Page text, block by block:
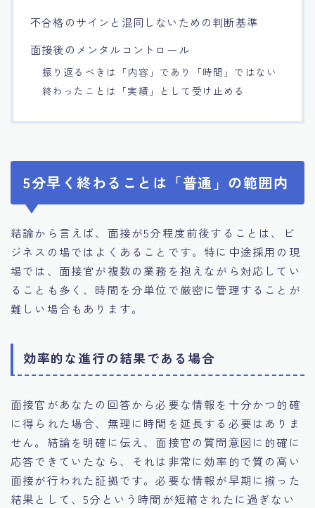
不合格のサインと混同しないための判断基準
面接後のメンタルコントロール
振り返るべきは「内容」であり「時間」ではない
終わったことは「実績」として受け止める
5分早く終わることは「普通」の範囲内
結論から言えば、面接が5分程度前後することは、ビ
ジネスの場ではよくあることです。特に中途採用の現
場では、面接官が複数の業務を抱えながら対応してい
ることも多く、時間を分単位で厳密に管理することが
難しい場合もあります。
効率的な進行の結果である場合
面接官があなたの回答から必要な情報を十分かつ的確
に得られた場合、無理に時間を延長する必要はありま
せん。結論を明確に伝え、面接官の質問意図に的確に
応答できていたなら、それは非常に効率的で質の高い
面接が行われた証拠です。必要な情報が早期に揃った
結果として、5分という時間が短縮されたに過ぎない